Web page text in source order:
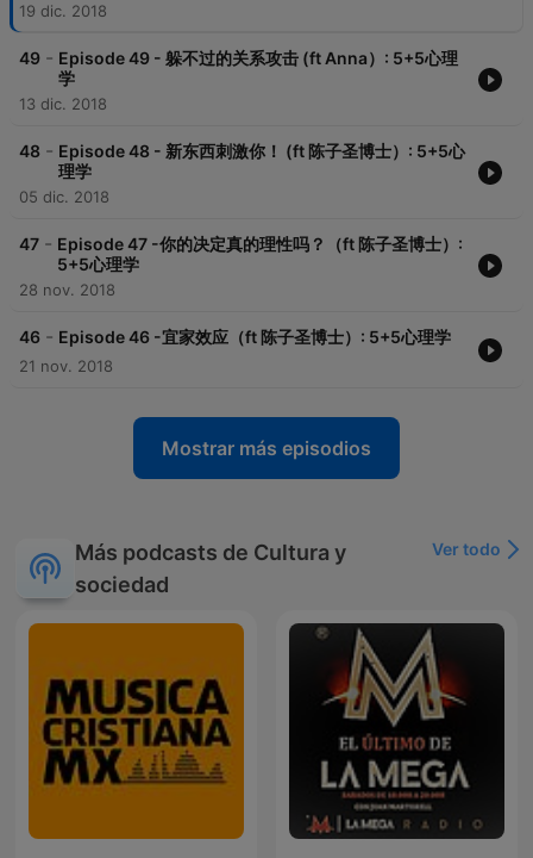
19 dic. 2018
49 - Episode 49 - 躲不过的关系攻击 (ft Anna）: 5+5心理
学
13 dic. 2018
48 - Episode 48 - 新东西刺激你！ (ft 陈子圣博士）: 5+5心
理学
05 dic. 2018
47 - Episode 47 -你的决定真的理性吗？（ft 陈子圣博士）:
5+5心理学
28 nov. 2018
46 - Episode 46 -宜家效应（ft 陈子圣博士）: 5+5心理学
21 nov. 2018
Mostrar más episodios
Más podcasts de Cultura y
sociedad
Ver todo